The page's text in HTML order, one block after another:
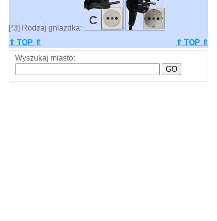
[*3] Rodzaj gniazdka:
⇑ TOP ⇑
⇑ TOP ⇑
Wyszukaj miasto: